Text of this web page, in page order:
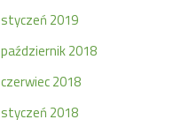
styczeń 2019
październik 2018
czerwiec 2018
styczeń 2018